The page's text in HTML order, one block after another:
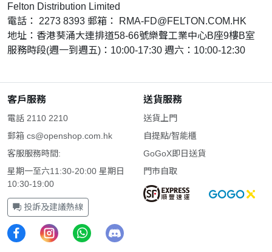
Felton Distribution Limited
電話： 2273 8393 郵箱：
RMA-FD@FELTON.COM.HK
地址：香港葵涌大連排道58-66號樂聲工業中心B座9樓B室
服務時段(週一到週五)：10:00-17:30 週六：10:00-12:30
客戶服務
電話 2110 2210
郵箱 cs@openshop.com.hk
客服服務時間:
星期一至六11:30-20:00 星期日
10:30-19:00
投訴及建議熱線
送貨服務
送貨上門
自提點/智能櫃
GoGoX即日送貨
門市自取